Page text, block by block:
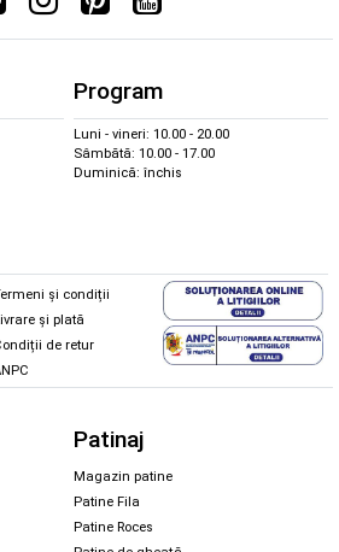
Program
Luni - vineri: 10.00 - 20.00
Sâmbătă: 10.00 - 17.00
Duminică: închis
și condiții
și plată
de retur
Patinaj
Magazin patine
Patine Fila
Patine Roces